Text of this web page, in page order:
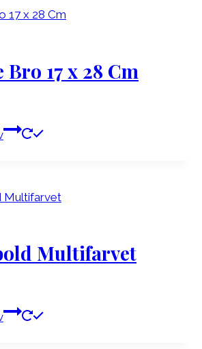
17 x 28 Cm
Multifarvet